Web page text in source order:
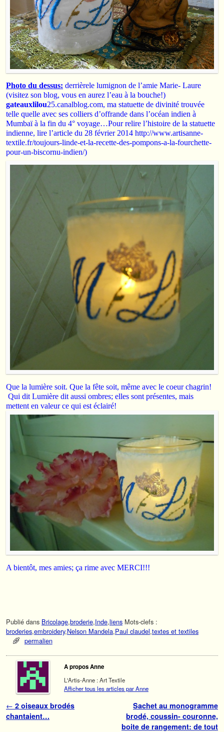
Photo du dessus: derrièrele lumignon de l’amie Marie- Laure
(visitez son blog, vous en aurez l’eau à la bouche!)
gateauxlilou25.canalblog.com, ma statuette de divinité trouvée
telle quelle avec ses colliers d’offrande dans l’océan indien à
Mumbaï à la fin du 4° voyage…Pour relire l’histoire de la statuette
indienne, lire l’article du 28 février 2014 http://www.artisanne-
textile.fr/toujours-linde-et-la-recette-des-pompons-a-la-fourchette-
pour-un-biscornu-indien/)
Que la lumière soit. Que la fête soit, même avec le coeur chagrin!
Qui dit Lumière dit aussi ombres; elles sont présentes, mais
mettent en valeur ce qui est éclairé!
A bientôt, mes amies; ça rime avec MERCI!!!
Publié dans Bricolage,broderie,Inde,liens Mots-clefs :
broderies,embroidery,Nelson Mandela,Paul claudel,textes et textiles
permalien
A propos Anne
L'Artis-Anne : Art Textile
Afficher tous les articles par Anne
Navigation des articles
← 2 oiseaux brodés
chantaient…
Sachet au monogramme
brodé, coussin- couronne,
boite de rangement: de tout